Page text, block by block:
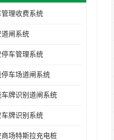
管理收费系统
道闸系统
停车管理系统
停车场道闸系统
车牌识别道闸系统
车牌识别系统
商场特斯拉充电桩